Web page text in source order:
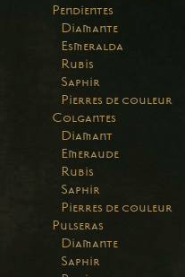
Pendientes
Diamante
Esmeralda
Rubis
Saphir
Pierres de couleur
Colgantes
Diamant
Emeraude
Rubis
Saphir
Pierres de couleur
Pulseras
Diamante
Saphir